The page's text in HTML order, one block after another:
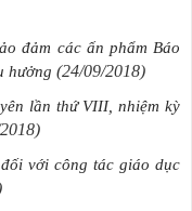
đảm các ấn phẩm Báo
hưởng (24/09/2018)
lần thứ VIII, nhiệm kỳ
với công tác giáo dục